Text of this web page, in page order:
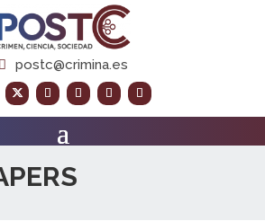
postc@crimina.es